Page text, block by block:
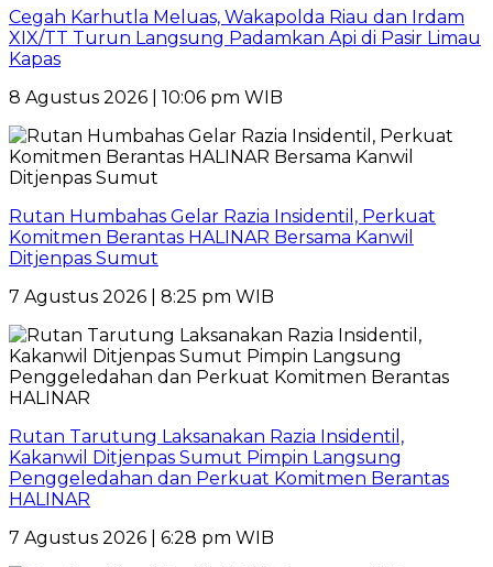
Cegah Karhutla Meluas, Wakapolda Riau dan Irdam
XIX/TT Turun Langsung Padamkan Api di Pasir Limau
Kapas
8 Agustus 2026 | 10:06 pm WIB
Rutan Humbahas Gelar Razia Insidentil, Perkuat
Komitmen Berantas HALINAR Bersama Kanwil
Ditjenpas Sumut
7 Agustus 2026 | 8:25 pm WIB
Rutan Tarutung Laksanakan Razia Insidentil,
Kakanwil Ditjenpas Sumut Pimpin Langsung
Penggeledahan dan Perkuat Komitmen Berantas
HALINAR
7 Agustus 2026 | 6:28 pm WIB